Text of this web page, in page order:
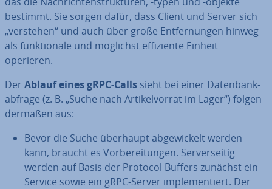
bestimmt. Sie sorgen dafür, dass Client und Server sich
„verstehen“ und auch über große Ent­fer­nun­gen hinweg
als funk­tio­na­le und möglichst ef­fi­zi­en­te Einheit
operieren.
Der Ablauf eines gRPC-Calls sieht bei einer Da­ten­bank­
ab­fra­ge (z. B. „Suche nach Ar­ti­kel­vor­rat im Lager“) fol­gen­
der­ma­ßen aus:
Bevor die Suche überhaupt ab­ge­wi­ckelt werden
kann, braucht es Vor­be­rei­tun­gen. Ser­ver­sei­tig
werden auf Basis der Protocol Buffers zunächst ein
Service sowie ein gRPC-Server im­ple­men­tiert. Der